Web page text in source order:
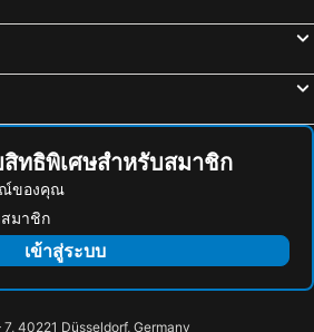
รม
สิทธิพิเศษสำหรับสมาชิก
ณ์ของคุณ
มาชิก
เข้าสู่ระบบ
7, 40221 Düsseldorf, Germany